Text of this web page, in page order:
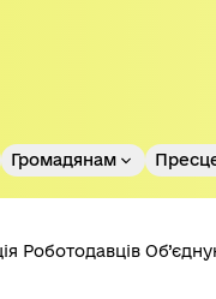
Громадянам
Роботодавців